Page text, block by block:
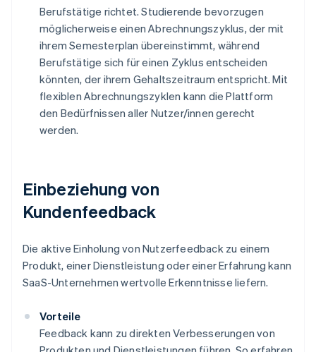
Berufstätige richtet. Studierende bevorzugen
möglicherweise einen Abrechnungszyklus, der mit
ihrem Semesterplan übereinstimmt, während
Berufstätige sich für einen Zyklus entscheiden
könnten, der ihrem Gehaltszeitraum entspricht. Mit
flexiblen Abrechnungszyklen kann die Plattform
den Bedürfnissen aller Nutzer/innen gerecht
werden.
Einbeziehung von
Kundenfeedback
Die aktive Einholung von Nutzerfeedback zu einem
Produkt, einer Dienstleistung oder einer Erfahrung kann
SaaS-Unternehmen wertvolle Erkenntnisse liefern.
Vorteile
Feedback kann zu direkten Verbesserungen von